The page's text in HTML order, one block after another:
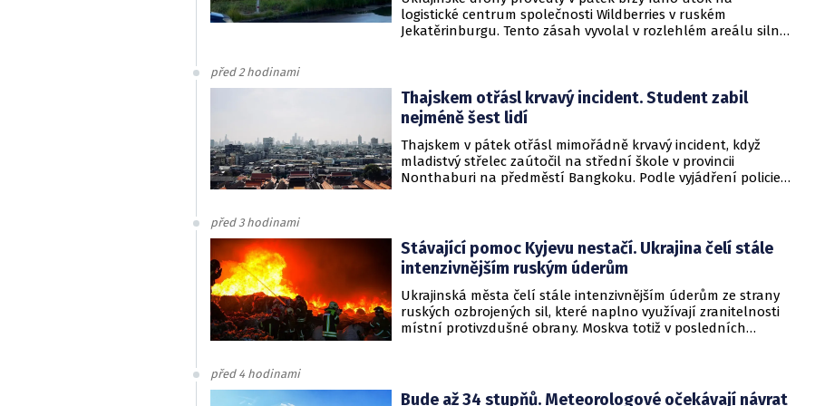
logistické centrum společnosti Wildberries v ruském
Jekatěrinburgu. Tento zásah vyvolal v rozlehlém areálu silný
RWB, který řídí veškeré logistické operace.
před 2 hodinami
Thajskem otřásl krvavý incident. Student zabil
nejméně šest lidí
Thajskem v pátek otřásl mimořádně krvavý incident, když
mladistvý střelec zaútočil na střední škole v provincii
Nonthaburi na předměstí Bangkoku. Podle vyjádření policie
před 3 hodinami
Stávající pomoc Kyjevu nestačí. Ukrajina čelí stále
intenzivnějším ruským úderům
Ukrajinská města čelí stále intenzivnějším úderům ze strany
ruských ozbrojených sil, které naplno využívají zranitelnosti
místní protivzdušné obrany. Moskva totiž v posledních
obyvatelstvu dává jen pramalou šanci se včas ukrýt.
před 4 hodinami
Bude až 34 stupňů. Meteorologové očekávají návrat